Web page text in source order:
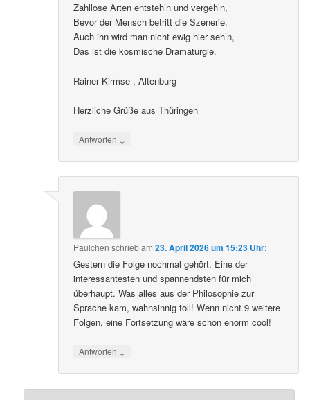
Zahllose Arten entsteh’n und vergeh’n,
Bevor der Mensch betritt die Szenerie.
Auch ihn wird man nicht ewig hier seh’n,
Das ist die kosmische Dramaturgie.
Rainer Kirmse , Altenburg
Herzliche Grüße aus Thüringen
Antworten ↓
Paulchen schriebam23. April 2026 um 15:23 Uhr:
Gestern die Folge nochmal gehört. Eine der
interessantesten und spannendsten für mich
überhaupt. Was alles aus der Philosophie zur
Sprache kam, wahnsinnig toll! Wenn nicht 9 weitere
Folgen, eine Fortsetzung wäre schon enorm cool!
Antworten ↓